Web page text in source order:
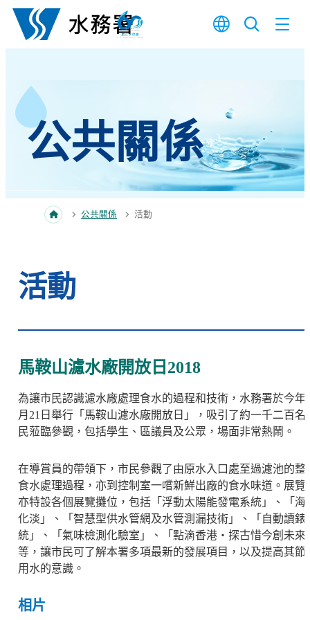
跳至內容
公共關係
公共關係 活動
活動
馬鞍山濾水廠開放日2018
為讓市民認識濾水廠處理食水的過程和技術，水務署於今年
月21日舉行「馬鞍山濾水廠開放日」，吸引了約一千二百名
民蒞臨參觀，包括學生、區議員及公眾，場面非常熱鬧。
在導賞員的帶領下，市民參觀了由原水入口處至過濾池的整
食水處理過程，亦到控制室一嚐新鮮出廠的食水味道。展覽
亦特設各個展覽攤位，包括「浮動太陽能發電系統」、「海
化淡」、「智慧型供水管網及水管測漏技術」、「自動讀錶
統」、「氣味檢測化驗室」、「點滴香港‧探古惜今創未來
等，讓市民可了解本署多項最新的發展項目，以及提高其節
用水的意識。
相片